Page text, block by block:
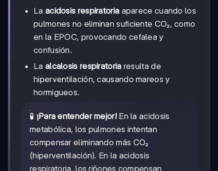
La acidosis respiratoria aparece cuando los
pulmones no eliminan suficiente CO₂, como
en la EPOC, provocando cefalea y
confusión.
La alcalosis respiratoria resulta de
hiperventilación, causando mareos y
hormigueos.
🧪 ¡Para entender mejor!En la acidosis
metabólica, los pulmones intentan
compensar eliminando más CO₂
(hiperventilación). En la acidosis
respiratoria, los riñones compensan